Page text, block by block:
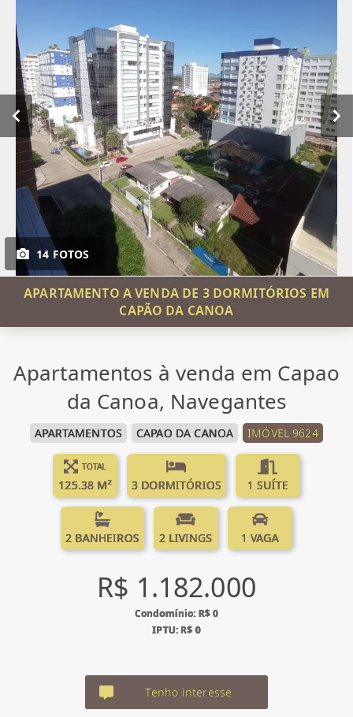
14 FOTOS
APARTAMENTO A VENDA DE 3 DORMITÓRIOS EM
CAPÃO DA CANOA
Apartamentos à venda em Capao
da Canoa, Navegantes
APARTAMENTOS CAPAO DA CANOA IMÓVEL 9624
TOTAL
125.38 M² 3 DORMITÓRIOS 1 SUÍTE
2 BANHEIROS 2 LIVINGS 1 VAGA
R$ 1.182.000
Condomínio: R$ 0
IPTU: R$ 0
Tenho interesse